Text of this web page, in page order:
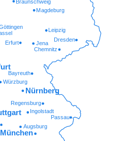
Augsburg
Passau
Ingolstadt
Regensburg
Würzburg
Bayreuth
Chemnitz
Erfurt Jena
Dresden
Magdeburg
Braunschweig
München
Nürnberg
Leipzig